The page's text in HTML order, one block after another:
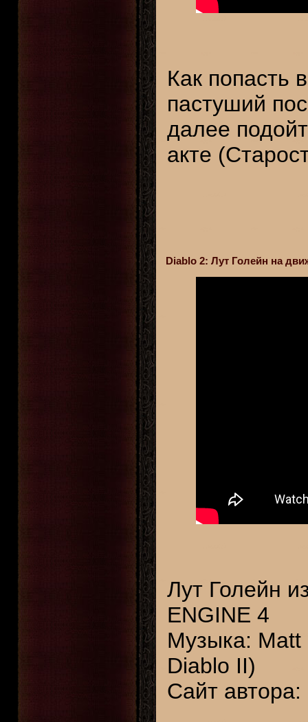
Как попасть
пастуший
далее
акте
Diablo 2: Лут Голейн на
Лут Голейн
ENGINE 4
Музыка: Matt
Diablo II)
Сайт автора: